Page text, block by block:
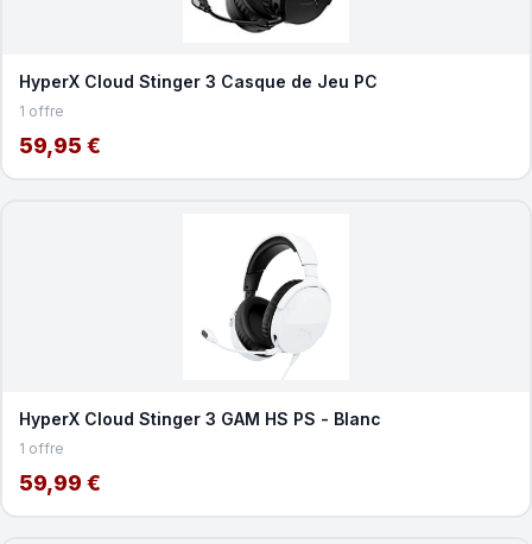
HyperX Cloud Stinger 3 Casque de Jeu PC
1 offre
59,95 €
HyperX Cloud Stinger 3 GAM HS PS - Blanc
1 offre
59,99 €